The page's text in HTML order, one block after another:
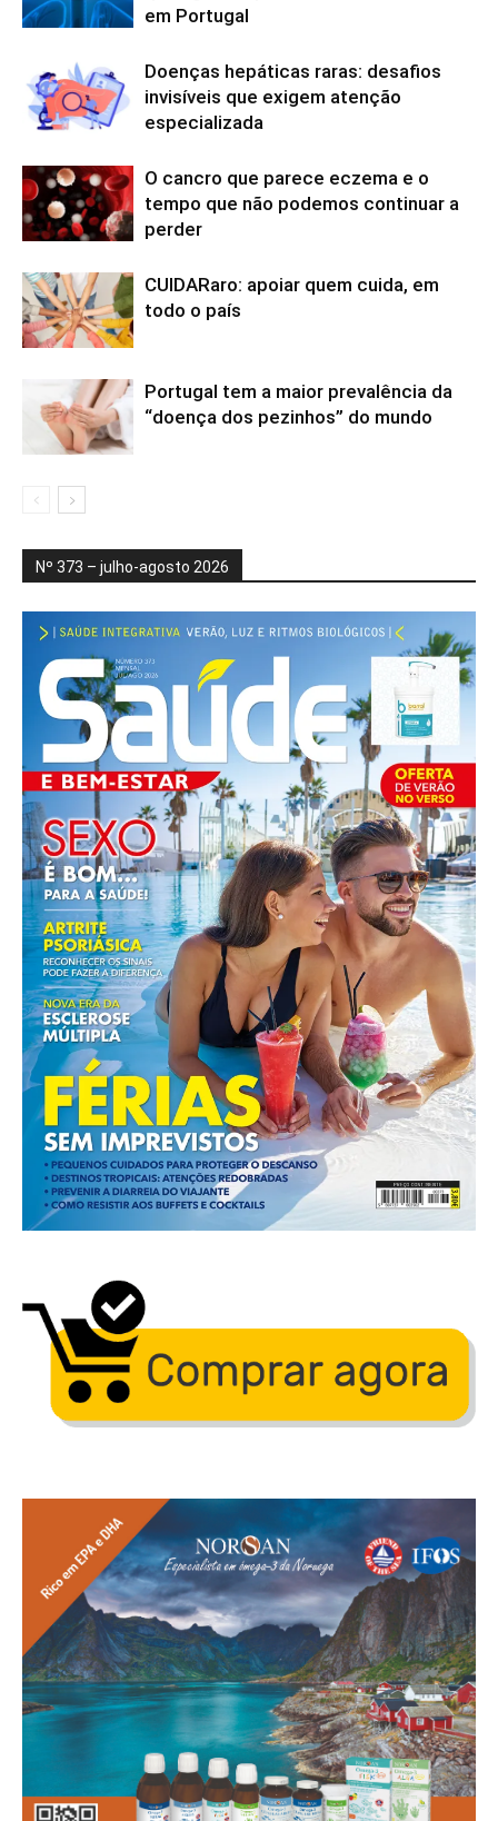
em Portugal
Doenças hepáticas raras: desafios
invisíveis que exigem atenção
especializada
O cancro que parece eczema e o
tempo que não podemos continuar a
perder
CUIDARaro: apoiar quem cuida, em
todo o país
Portugal tem a maior prevalência da
“doença dos pezinhos” do mundo
Nº 373 – julho-agosto 2026